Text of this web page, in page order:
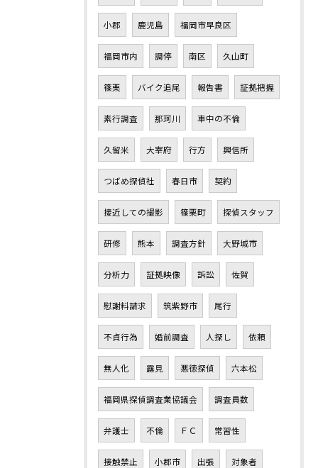
小郡 鹿児島 福岡市早良区
福岡市内 調停 南区 久山町
篠栗 バイク追尾 報告書 証拠把握
素行調査 那珂川 車中の不倫
久留米 大宰府 行方 興信所
つばめ探偵社 春日市 契約
接近しての撮影 篠栗町 探偵スタッフ
研修 熊本 調査方針 大野城市
分析力 証拠映像 訴訟 佐賀
慰謝料請求 筑紫野市 尾行
不貞行為 婚前調査 人探し 依頼
無人化 露見 悪徳探偵 六本松
福岡県探偵調査業協議会 調査員数
弁護士 不倫 ＦＣ 常習性
接触禁止 小郡市 出張 対象者